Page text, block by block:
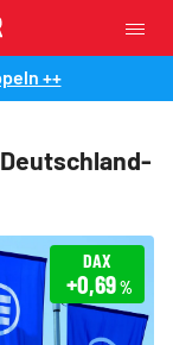
++
DAX
+0,69%